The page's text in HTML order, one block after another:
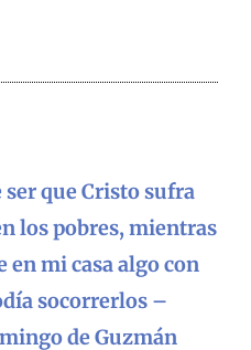
ser que Cristo sufra
los pobres, mientras
en mi casa algo con
socorrerlos –
de Guzmán